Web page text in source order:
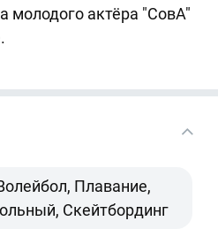
молодого актёра "СовА"
Плавание,
Скейтбординг